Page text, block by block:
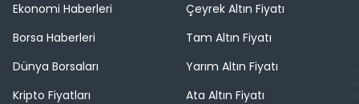
Ekonomi Haberleri
Borsa Haberleri
Dünya Borsaları
Kripto Fiyatları
Çeyrek Altın Fiyatı
Tam Altın Fiyatı
Yarım Altın Fiyatı
Ata Altın Fiyatı